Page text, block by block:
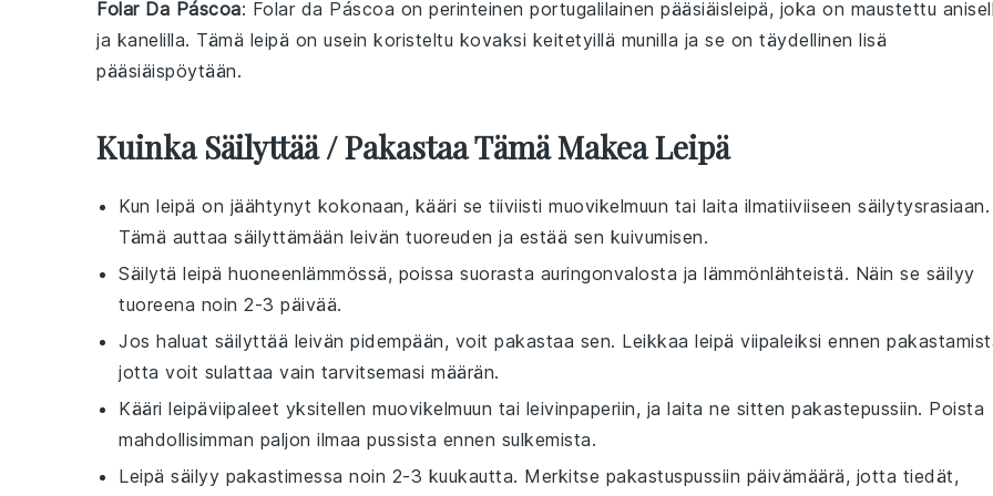
Folar Da Páscoa: Folar da Páscoa on perinteinen portugalilainen pääsiäisleipä, joka on maustettu
ja kanelilla. Tämä leipä on usein koristeltu kovaksi keitetyillä munilla ja se on täydellinen lisä
pääsiäispöytään.
Kuinka Säilyttää / Pakastaa Tämä Makea Leipä
Kun leipä on jäähtynyt kokonaan, kääri se tiiviisti muovikelmuun tai laita ilmatiiviiseen säilytysrasiaan.
Tämä auttaa säilyttämään leivän tuoreuden ja estää sen kuivumisen.
Säilytä leipä huoneenlämmössä, poissa suorasta auringonvalosta ja lämmönlähteistä. Näin se säilyy
tuoreena noin 2-3 päivää.
Jos haluat säilyttää leivän pidempään, voit pakastaa sen. Leikkaa leipä viipaleiksi ennen
jotta voit sulattaa vain tarvitsemasi määrän.
Kääri leipäviipaleet yksitellen muovikelmuun tai leivinpaperiin, ja laita ne sitten pakastepussiin. Poista
mahdollisimman paljon ilmaa pussista ennen sulkemista.
Leipä säilyy pakastimessa noin 2-3 kuukautta. Merkitse pakastuspussiin päivämäärä, jotta tiedät,